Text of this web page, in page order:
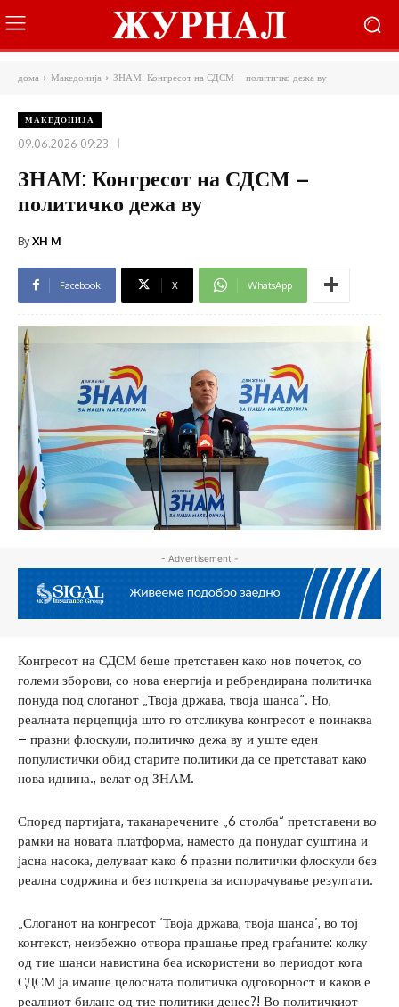
дома Македонија ЗНАМ: Конгресот на СДСМ – политичко дежа ву
МАКЕДОНИЈА
09.06.2026 09:23
ЗНАМ: Конгресот на СДСМ –
политичко дежа ву
ByXH M
Facebook X WhatsApp
- Advertisement -
Конгресот на СДСМ беше претставен како нов почеток, со
големи зборови, со нова енергија и ребрендирана политичка
понуда под слоганот „Твоја држава, твоја шанса“. Но,
реалната перцепција што го отсликува конгресот е поинаква
– празни флоскули, политичко дежа ву и уште еден
популистички обид старите политики да се претстават како
нова иднина., велат од ЗНАМ.
Според партијата, таканаречените „6 столба“ претставени во
рамки на новата платформа, наместо да понудат суштина и
јасна насока, делуваат како 6 празни политички флоскули без
реална содржина и без поткрепа за испорачување резултати.
„Слоганот на конгресот ‘Твоја држава, твоја шанса’, во тој
контекст, неизбежно отвора прашање пред граѓаните: колку
од тие шанси навистина беа искористени во периодот кога
СДСМ ја имаше целосната политичка одговорност и каков е
реалниот биланс од тие политики денес?! Во политичкиот